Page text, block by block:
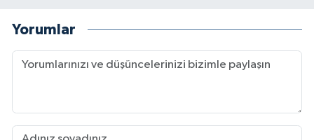
Yorumlar